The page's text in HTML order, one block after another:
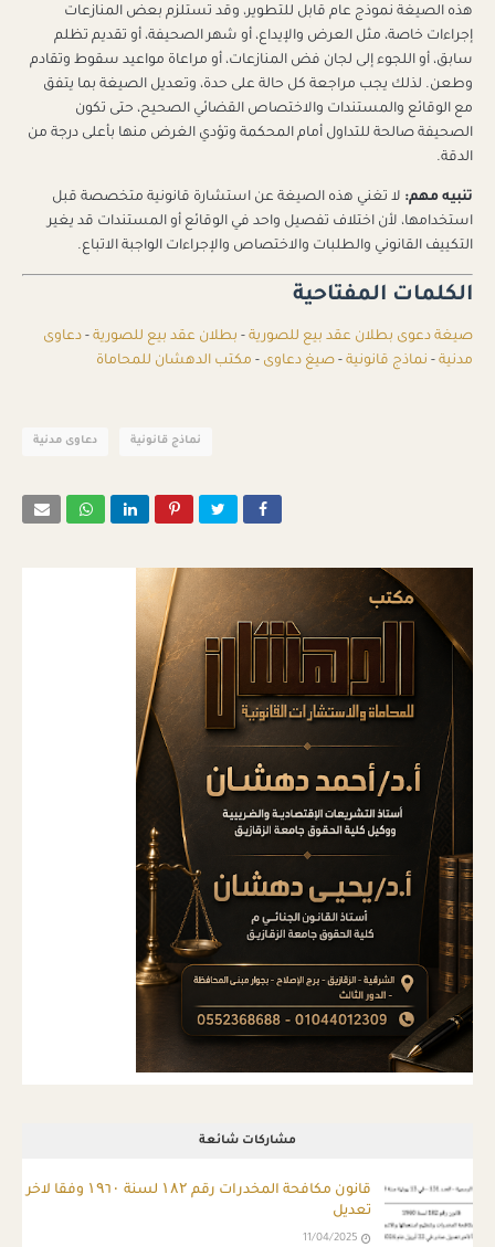
هذه الصيغة نموذج عام قابل للتطوير، وقد تستلزم بعض المنازعات
إجراءات خاصة، مثل العرض والإيداع، أو شهر الصحيفة، أو تقديم تظلم
سابق، أو اللجوء إلى لجان فض المنازعات، أو مراعاة مواعيد سقوط وتقادم
وطعن. لذلك يجب مراجعة كل حالة على حدة، وتعديل الصيغة بما يتفق
مع الوقائع والمستندات والاختصاص القضائي الصحيح، حتى تكون
الصحيفة صالحة للتداول أمام المحكمة وتؤدي الغرض منها بأعلى درجة من
الدقة.
تنبيه مهم: لا تغني هذه الصيغة عن استشارة قانونية متخصصة قبل
استخدامها، لأن اختلاف تفصيل واحد في الوقائع أو المستندات قد يغير
التكييف القانوني والطلبات والاختصاص والإجراءات الواجبة الاتباع.
الكلمات المفتاحية
صيغة دعوى بطلان عقد بيع للصورية - بطلان عقد بيع للصورية - دعاوى
مدنية - نماذج قانونية - صيغ دعاوى - مكتب الدهشان للمحاماة
دعاوى مدنية نماذج قانونية
مشاركات شائعة
قانون مكافحة المخدرات رقم ۱۸۲ لسنة ۱۹٦۰ وفقا لاخر
تعديل
11/04/2025